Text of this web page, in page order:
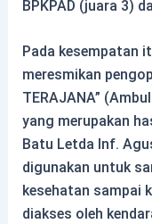
BPKPAD (juara 3)
Pada kesempatan
meresmikan
TERAJANA”
yang merupakan
Batu Letda Inf.
digunakan untuk
kesehatan sampai
diakses oleh